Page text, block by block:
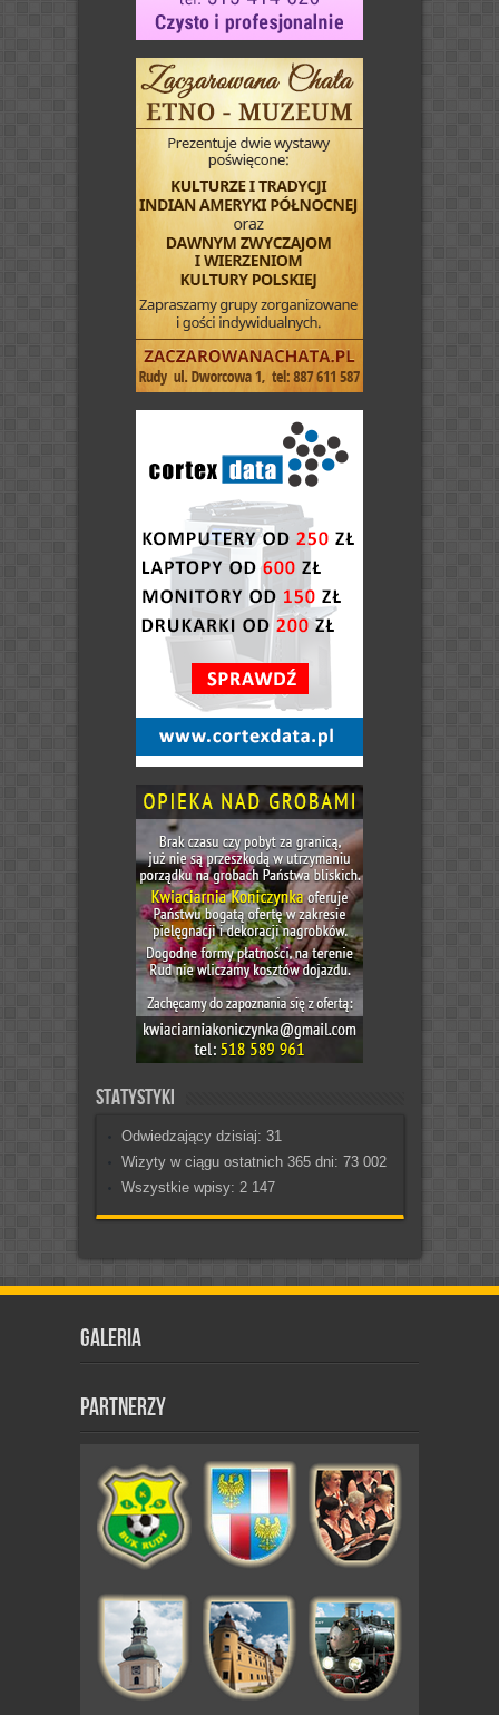
Statystyki
Odwiedzający dzisiaj: 31
Wizyty w ciągu ostatnich 365 dni: 73 002
Wszystkie wpisy: 2 147
Galeria
Partnerzy